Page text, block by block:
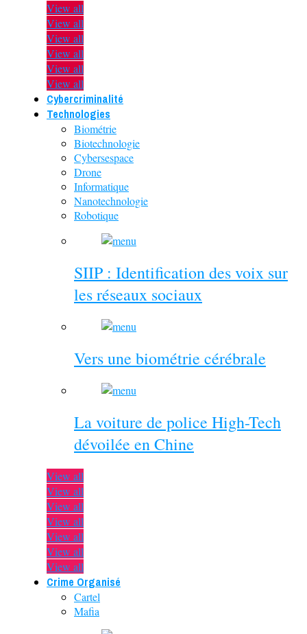
View all
View all
View all
View all
View all
View all
Cybercriminalité
Technologies
Biométrie
Biotechnologie
Cybersespace
Drone
Informatique
Nanotechnologie
Robotique
SIIP : Identification des voix sur
les réseaux sociaux
Vers une biométrie cérébrale
La voiture de police High-Tech
dévoilée en Chine
View all
View all
View all
View all
View all
View all
View all
Crime Organisé
Cartel
Mafia